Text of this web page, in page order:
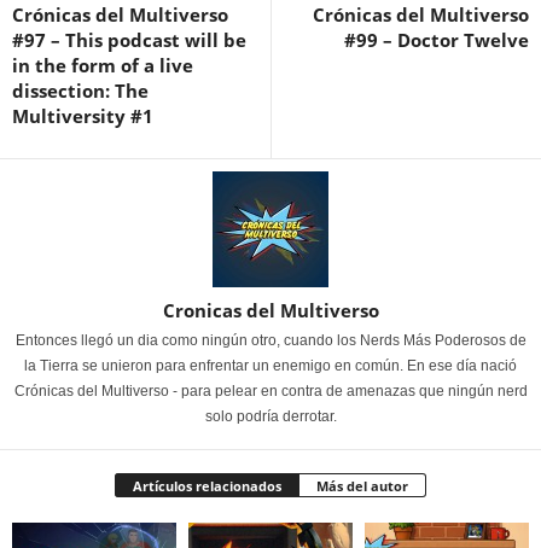
Crónicas del Multiverso
#97 – This podcast will be
in the form of a live
dissection: The
Multiversity #1
Crónicas del Multiverso
#99 – Doctor Twelve
Cronicas del Multiverso
Entonces llegó un dia como ningún otro, cuando los Nerds Más Poderosos de
la Tierra se unieron para enfrentar un enemigo en común. En ese día nació
Crónicas del Multiverso - para pelear en contra de amenazas que ningún nerd
solo podría derrotar.
Artículos relacionados Más del autor